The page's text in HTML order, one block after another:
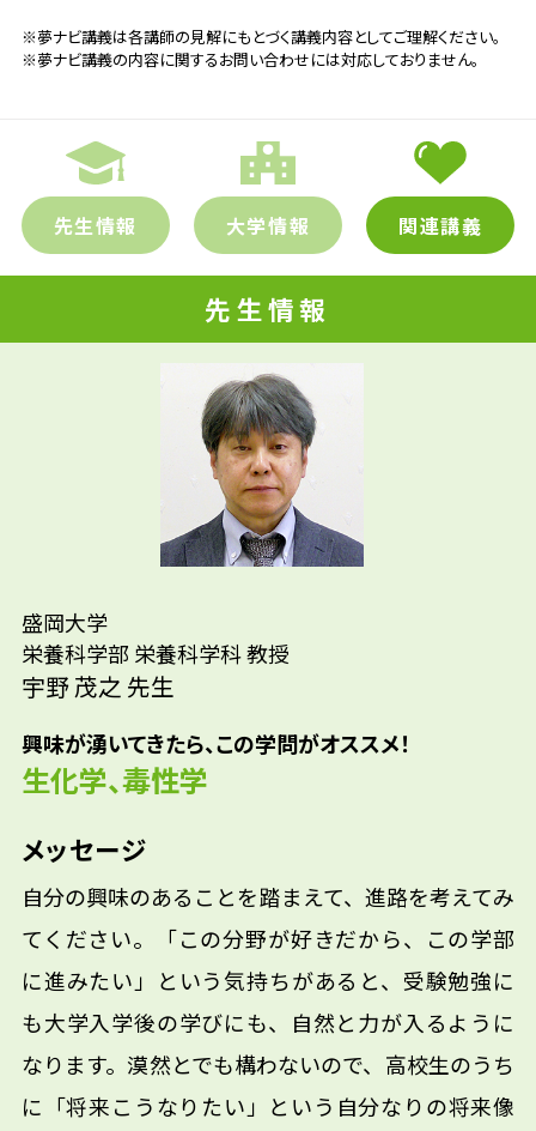
※夢ナビ講義は各講師の見解にもとづく講義内容としてご理解ください。
※夢ナビ講義の内容に関するお問い合わせには対応しておりません。
先生情報 大学情報 関連講義
先生情報
盛岡大学
栄養科学部 栄養科学科 教授
宇野 茂之 先生
興味が湧いてきたら、この学問がオススメ！
生化学、毒性学
メッセージ
自分の興味のあることを踏まえて、進路を考えてみ
てください。「この分野が好きだから、この学部
に進みたい」という気持ちがあると、受験勉強に
も大学入学後の学びにも、自然と力が入るように
なります。漠然とでも構わないので、高校生のうち
に「将来こうなりたい」という自分なりの将来像
先生の学問へのきっかけは？
先輩たちはどんな仕事に携わって